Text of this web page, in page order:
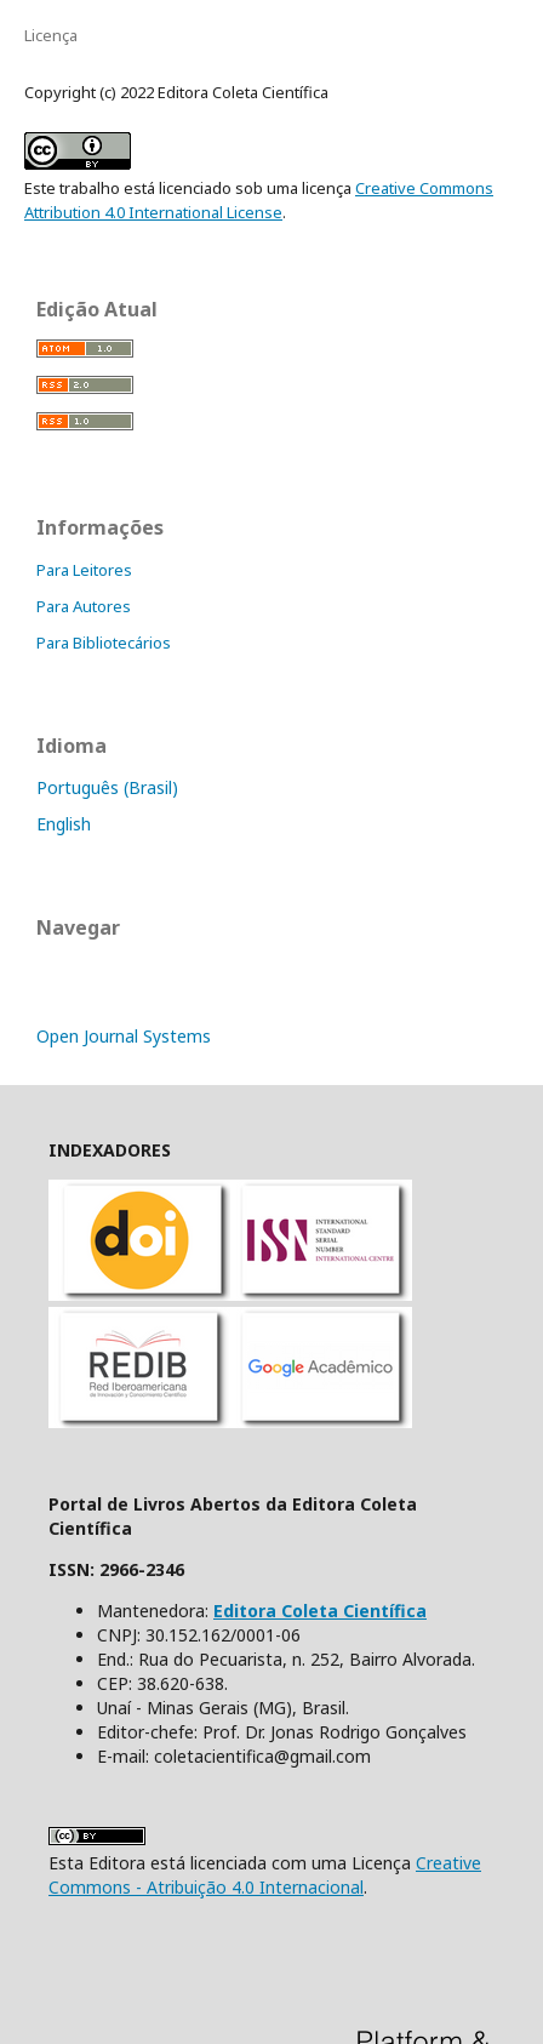
Licença
Copyright (c) 2022 Editora Coleta Científica
Este trabalho está licenciado sob uma licença Creative Commons
Attribution 4.0 International License.
Edição Atual
Informações
Para Leitores
Para Autores
Para Bibliotecários
Idioma
Português (Brasil)
English
Navegar
Open Journal Systems
INDEXADORES
Portal de Livros Abertos da Editora Coleta
Científica
ISSN: 2966-2346
Mantenedora: Editora Coleta Científica
CNPJ: 30.152.162/0001-06
End.: Rua do Pecuarista, n. 252, Bairro Alvorada.
CEP: 38.620-638.
Unaí - Minas Gerais (MG), Brasil.
Editor-chefe: Prof. Dr. Jonas Rodrigo Gonçalves
E-mail: coletacientifica@gmail.com
Esta Editora está licenciada com uma Licença Creative
Commons - Atribuição 4.0 Internacional.